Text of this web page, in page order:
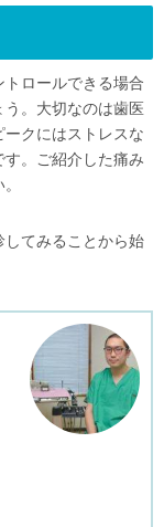
ロールできる場合
。大切なのは歯医
クにはストレスな
。ご紹介した痛み
てみることから始